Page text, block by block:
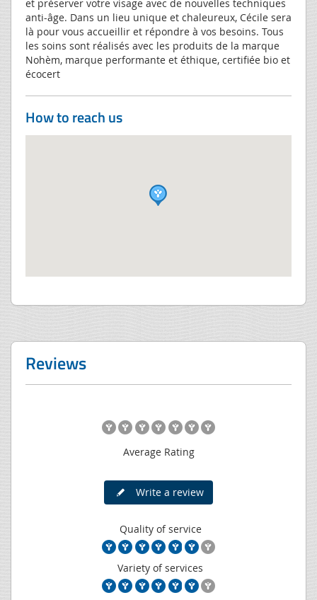
et préserver votre visage avec de nouvelles techniques
anti-âge. Dans un lieu unique et chaleureux, Cécile sera
là pour vous accueillir et répondre à vos besoins. Tous
les soins sont réalisés avec les produits de la marque
Nohèm, marque performante et éthique, certifiée bio et
écocert
How to reach us
Reviews
Average Rating
Write a review
Quality of service
Variety of services